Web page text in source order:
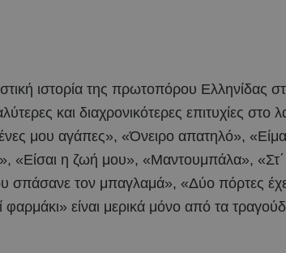
ιστορία της πρωτοπόρου Ελληνίδας
και διαχρονικότερες επιτυχίες στο
μου αγάπες», «Όνειρο απατηλό»,
«Είσαι η ζωή μου», «Μαντουμπάλα»,
σπάσανε τον μπαγλαμά», «Δύο πόρτες
είναι μερικά μόνο από τα